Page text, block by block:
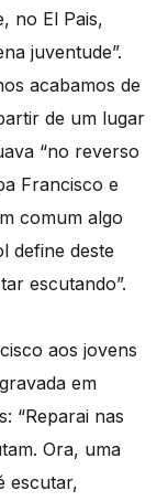
no El Pais,
juventude”.
acabamos de
de um lugar
“no reverso
Francisco e
comum algo
define deste
escutando”.
aos jovens
em
“Reparai nas
Ora, uma
escutar,